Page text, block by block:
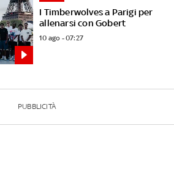
I Timberwolves a Parigi per
allenarsi con Gobert
10 ago - 07:27
PUBBLICITÀ